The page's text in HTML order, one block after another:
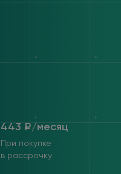
443 ₽/месяц
При покупке
в рассрочку